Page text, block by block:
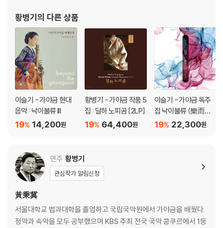
예술감독으로 활동했다. 1986년에는 뉴욕 카네기홀에서 가야금 독
주회를
황병기 의 다른 상품
이슬기 - 가야금 현대
음악 : 낙이불류 III
14,200원
19%
황병기 - 가야금 작품 5
집 : 달하 노피곰 [2LP]
64,400원
19%
이슬기 - 가야금 독주
집 낙이불류 (樂而不
流)
22,300원
19%
연주 황병기
관심작가 알림신청
黃秉冀
서울대학교 법과대학을 졸업하고 국립국악원에서 가야금을 배웠다.
정악과 속악을 모두 공부했으며 KBS 주최 전국 국악 콩쿠르에서 1등